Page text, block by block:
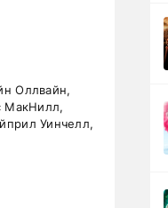
Оллвайн,
МакНилл,
Уинчелл,